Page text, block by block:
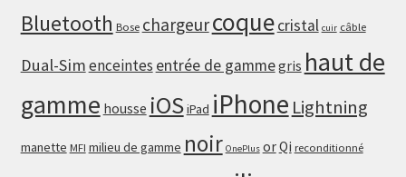
Bluetooth Bose chargeurcoquecristal cuir câble
Dual-Simenceintes entrée de gammegris haut de
gamme housse iOSiPad iPhone Lightning
manette MFI milieu de gamme noir OnePlus orQi reconditionné